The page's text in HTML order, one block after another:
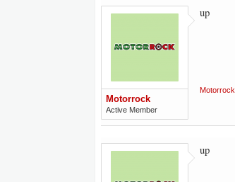
Motorrock
Active Member
up
Motorrock
up